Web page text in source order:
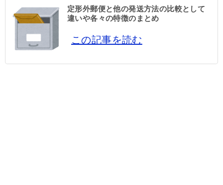
定形外郵便と他の発送方法の比較として
違いや各々の特徴のまとめ
この記事を読む